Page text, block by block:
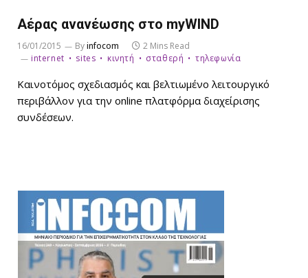
Αέρας ανανέωσης στο myWIND
16/01/2015 Byinfocom
2 Mins Read
internet
sites κινητή σταθερή τηλεφωνία
Καινοτόμος σχεδιασμός και βελτιωμένο λειτουργικό
περιβάλλον για την online πλατφόρμα διαχείρισης
συνδέσεων.